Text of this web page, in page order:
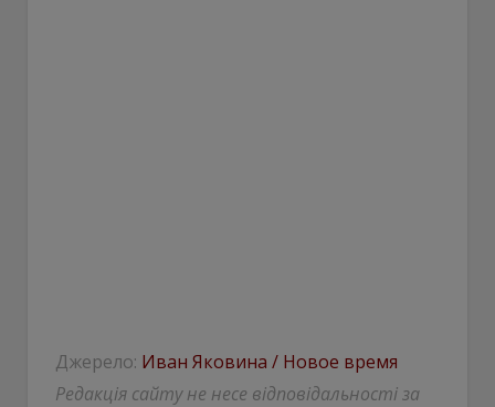
Джерело: Иван Яковина / Новое время
Редакція сайту не несе відповідальності за